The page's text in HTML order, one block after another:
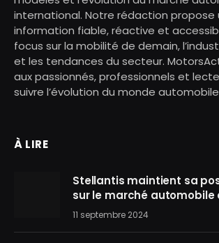
international. Notre rédaction propose
information fiable, réactive et
focus sur la mobilité de demain,
et les tendances du secteur.
aux passionnés, professionnels et
suivre l’évolution du monde
À LIRE
Stellantis maintient sa
sur le marché automobile
11 septembre 2024